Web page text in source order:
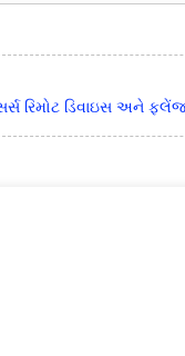
રિમોટ ડિવાઇસ અને